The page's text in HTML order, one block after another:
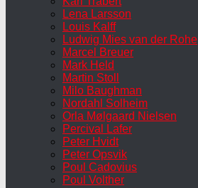
Lena Larsson
Louis Kalff
Ludwig Mies van der Rohe
Marcel Breuer
Mark Held
Martin Stoll
Milo Baughman
Nordahl Solheim
Orla Mølgaard Nielsen
Percival Lafer
Peter Hvidt
Peter Opsvik
Poul Cadovius
Poul Volther